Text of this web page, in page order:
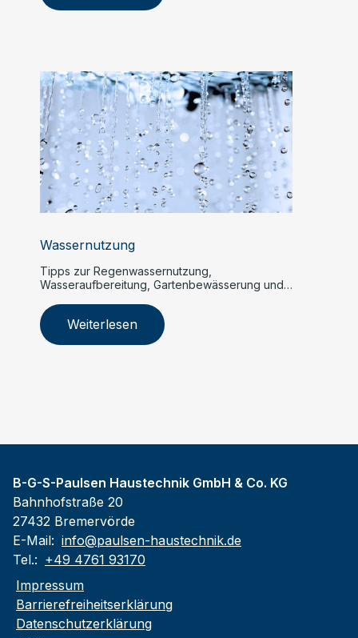
Wassernutzung
Tipps zur Regenwassernutzung,
Wasseraufbereitung, Gartenbewässerung und
Weiterlesen
B-G-S-Paulsen Haustechnik GmbH & Co. KG
Bahnhofstraße 20
27432 Bremervörde
E-Mail: info@paulsen-haustechnik.de
Tel.: +49 4761 93170
Impressum
Barrierefreiheitserklärung
Datenschutzerklärung